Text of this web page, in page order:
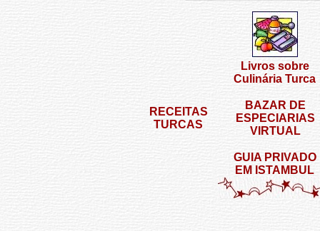
Livros sobre
Culinária Turca
RECEITAS
TURCAS
BAZAR DE
ESPECIARIAS
VIRTUAL
GUIA PRIVADO
EM ISTAMBUL